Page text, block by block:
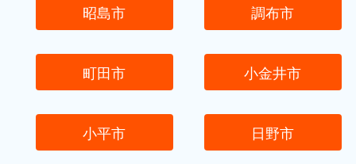
昭島市 調布市
町田市 小金井市
小平市 日野市